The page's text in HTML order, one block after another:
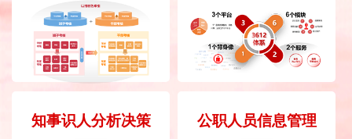
知事识人分析决策 公职人员信息管理